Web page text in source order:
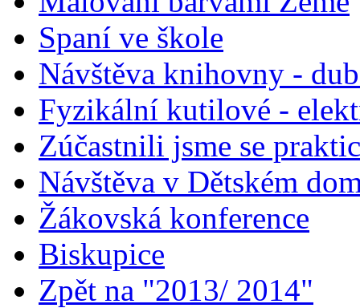
Spaní ve škole
Návštěva knihovny -
Fyzikální kutilové -
Zúčastnili jsme se
Návštěva v Dětském
Žákovská konference
Biskupice
Zpět na "2013/ 2014"